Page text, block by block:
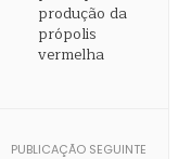
PUBLICAÇÃO SEGUINTE